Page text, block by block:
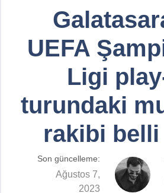
UEFA
Ligi
turundaki
rakibi
Son güncelleme:
Ağustos 7,
2023